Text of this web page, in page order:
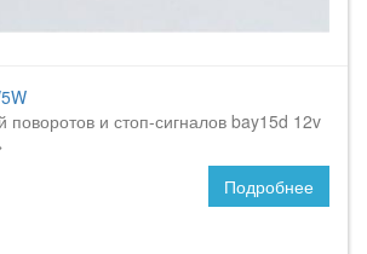
поворотов и стоп-сигналов bay15d 12v
Подробнее